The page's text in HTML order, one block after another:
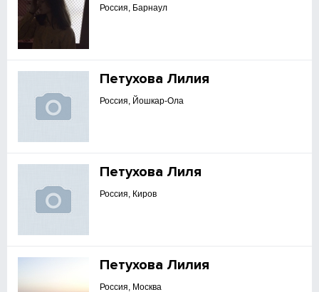
Россия, Барнаул
Петухова Лилия
Россия, Йошкар-Ола
Петухова Лиля
Россия, Киров
Петухова Лилия
Россия, Москва